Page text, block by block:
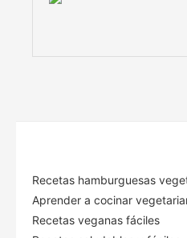
Recetas hamburguesas
Aprender a cocinar
Recetas veganas fáciles